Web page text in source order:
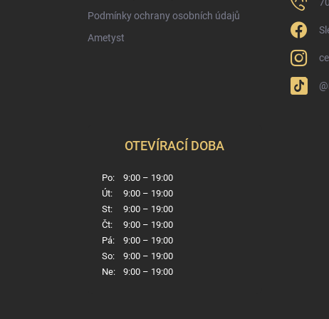
Podmínky ochrany osobních údajů
Ametyst
OTEVÍRACÍ DOBA
Po:
9:00 – 19:00
Út:
9:00 – 19:00
St:
9:00 – 19:00
Čt:
9:00 – 19:00
Pá:
9:00 – 19:00
So:
9:00 – 19:00
Ne:
9:00 – 19:00